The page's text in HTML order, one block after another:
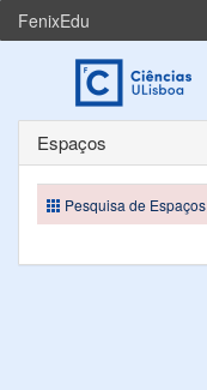
FenixEdu
Espaços
Pesquisa de Espaços